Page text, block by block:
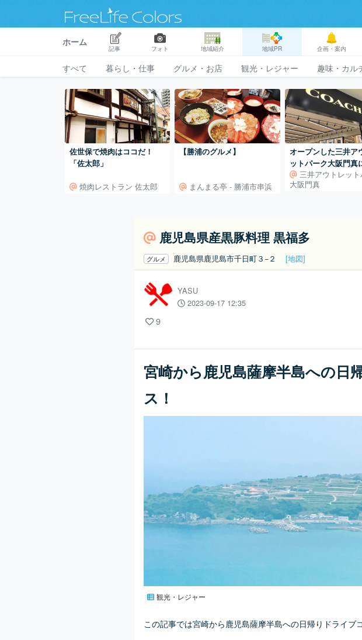
ホーム
記事 フォト 地域紹介 地域PR 企画・案内
すべて 暮らし・仕事 グルメ・お店 観光・レジャー 趣味・カル
佐世保で焼肉はココだ！
「佐太郎」
焼肉レストラン 佐太郎
【勝浦のグルメ】
まんまる亭 - 勝浦市串浜
オープンした三井ア
ットパーク大阪門真
三井アウトレット
大阪門真
鹿児島県産黒豚料理 黒福多
グルメ 鹿児島県鹿児島市千日町３−２ [地図]
YASU
2023-09-17 12:35
9
宮崎から鹿児島薩摩半島への日
ス！
観光・レジャー
この記事では宮崎から鹿児島薩摩半島への日帰りドライブ